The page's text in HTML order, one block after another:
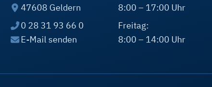
47608 Geldern
0 28 31 93 66 0
E-Mail senden
8:00 – 17:00 Uhr
Freitag:
8:00 – 14:00 Uhr